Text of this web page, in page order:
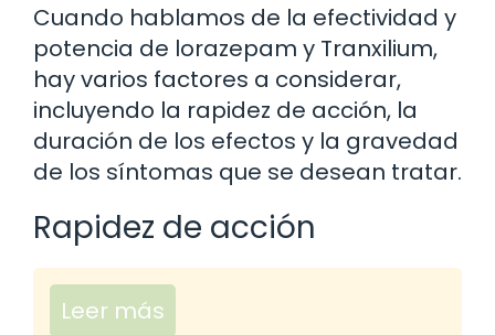
Cuando hablamos de la efectividad y
potencia de lorazepam y Tranxilium,
hay varios factores a considerar,
incluyendo la rapidez de acción, la
duración de los efectos y la gravedad
de los síntomas que se desean tratar.
Rapidez de acción
Leer más